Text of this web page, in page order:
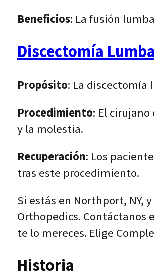
Beneficios: La fusión
Discectomía
Propósito: La discectomía
Procedimiento: El
y la molestia.
Recuperación: Los
tras este procedimiento.
Si estás en Northport, NY,
Orthopedics. Contáctanos
te lo mereces. Elige
Historia